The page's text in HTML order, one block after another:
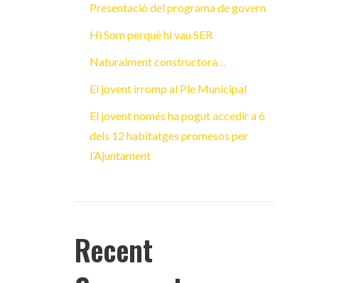
Presentació del programa de govern
Hi Som perquè hi vau SER
Naturalment constructora…
El jovent irromp al Ple Municipal
El jovent només ha pogut accedir a 6
dels 12 habitatges promesos per
l’Ajuntament
Recent